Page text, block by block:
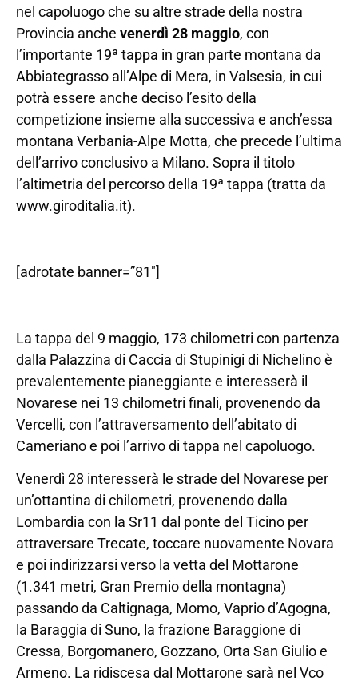
nel capoluogo che su altre strade della nostra
Provincia anche venerdì 28 maggio, con
l’importante 19ª tappa in gran parte montana da
Abbiategrasso all’Alpe di Mera, in Valsesia, in cui
potrà essere anche deciso l’esito della
competizione insieme alla successiva e anch’essa
montana Verbania-Alpe Motta, che precede l’ultima
dell’arrivo conclusivo a Milano. Sopra il titolo
l’altimetria del percorso della 19ª tappa (tratta da
www.giroditalia.it).
[adrotate banner=”81″]
La tappa del 9 maggio, 173 chilometri con partenza
dalla Palazzina di Caccia di Stupinigi di Nichelino è
prevalentemente pianeggiante e interesserà il
Novarese nei 13 chilometri finali, provenendo da
Vercelli, con l’attraversamento dell’abitato di
Cameriano e poi l’arrivo di tappa nel capoluogo.
Venerdì 28 interesserà le strade del Novarese per
un’ottantina di chilometri, provenendo dalla
Lombardia con la Sr11 dal ponte del Ticino per
attraversare Trecate, toccare nuovamente Novara
e poi indirizzarsi verso la vetta del Mottarone
(1.341 metri, Gran Premio della montagna)
passando da Caltignaga, Momo, Vaprio d’Agogna,
la Baraggia di Suno, la frazione Baraggione di
Cressa, Borgomanero, Gozzano, Orta San Giulio e
Armeno. La ridiscesa dal Mottarone sarà nel Vco